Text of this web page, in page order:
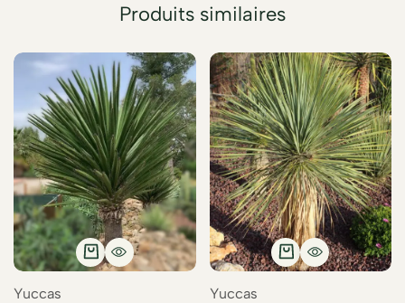
Produits similaires
Yuccas Yuccas